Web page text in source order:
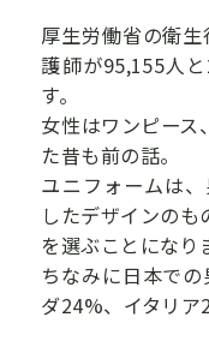
厚生労働省の衛
護師が95,155人
す。
女性はワンピース
た昔も前の話。
ユニフォームは
したデザインの
を選ぶことになり
ちなみに日本で
ダ24%、イタリア